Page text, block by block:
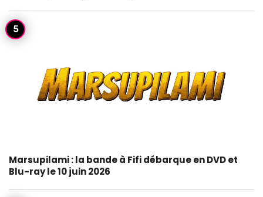
Marsupilami : la bande à Fifi débarque en DVD et
Blu-ray le 10 juin 2026